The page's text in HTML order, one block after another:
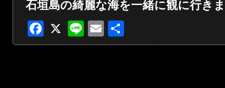
石垣島の綺麗な海を一緒に観に行き
Facebook
X LineEmail
有